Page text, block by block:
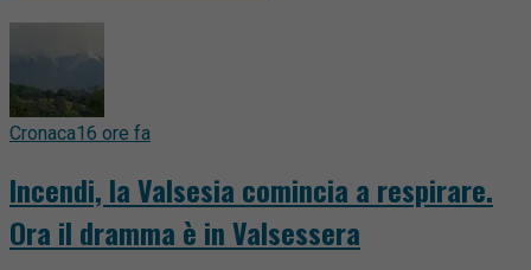
Cronaca16 ore fa
Incendi, la Valsesia comincia a respirare.
Ora il dramma è in Valsessera